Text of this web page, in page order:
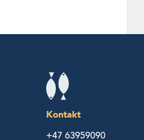
Kontakt
+47 63959090